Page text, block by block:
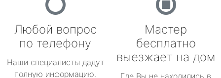
Любой вопрос
по телефону
Наши специалисты дадут
полную информацию.
Мастер
бесплатно
выезжает на дом
Где Вы не находились в